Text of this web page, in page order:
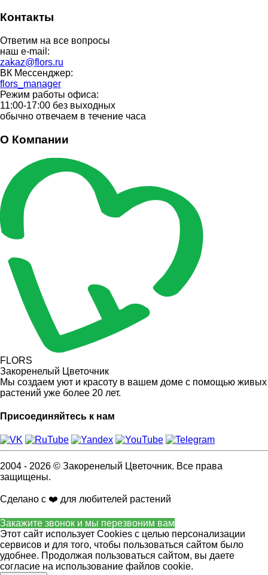
Контакты
Ответим на все вопросы
наш e-mail:
zakaz@flors.ru
ВК Мессенджер:
flors_manager
Режим работы офиса:
11:00-17:00 без выходных
обычно отвечаем в течение часа
О Компании
FLORS
Закоренелый Цветочник
Мы создаем уют и красоту в вашем доме с помощью живых
растений уже более 20 лет.
Присоединяйтесь к нам
2004 - 2026 © Закоренелый Цветочник. Все права
защищены.
Сделано с ❤️ для любителей растений
Закажите звонок и мы перезвоним вам
Этот сайт использует Cookies с целью персонализации
сервисов и для того, чтобы пользоваться сайтом было
удобнее. Продолжая пользоваться сайтом, вы даете
согласие на использование файлов cookie.